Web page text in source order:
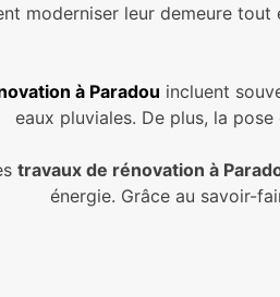
moderniser leur demeure tout
à Paradou incluent
eaux pluviales. De plus, la
travaux de rénovation à
énergie. Grâce au savoir-